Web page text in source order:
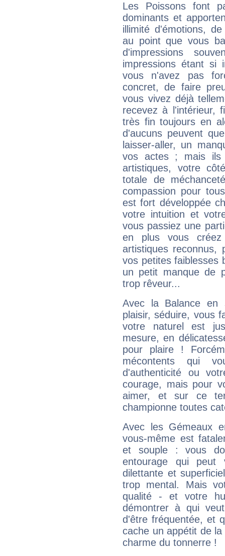
Les Poissons font
dominants et
illimité d'émotions,
au point que vous
d'impressions
impressions étant si
vous n'avez pas
concret, de faire
vous vivez déjà
recevez à l'intérieur,
très fin toujours en
d'aucuns peuvent
laisser-aller, un
vos actes ; mais ils
artistiques, votre
totale de
compassion pour
est fort développée
votre intuition et
vous passiez une
en plus vous
artistiques reconnus,
vos petites faiblesses
un petit manque de
trop rêveur...
Avec la Balance en
plaisir, séduire, vous
votre naturel est
mesure, en
pour plaire !
mécontents qui
d'authenticité ou
courage, mais pour
aimer, et sur ce
championne toutes
Avec les Gémeaux
vous-même est
et souple : vous
entourage qui
dilettante et
trop mental. Mais
qualité - et votre
démontrer à qui
d'être fréquentée, et
cache un appétit de
charme du tonnerre !